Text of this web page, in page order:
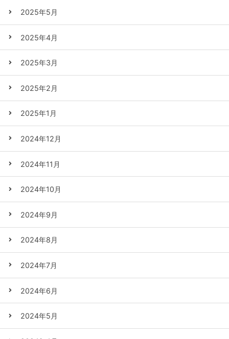
2025年5月
2025年4月
2025年3月
2025年2月
2025年1月
2024年12月
2024年11月
2024年10月
2024年9月
2024年8月
2024年7月
2024年6月
2024年5月